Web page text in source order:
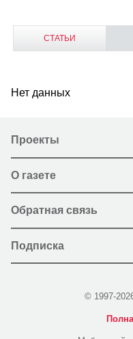
СТАТЬИ
Нет данных
Проекты
О газете
Обратная связь
Подписка
© 1997-